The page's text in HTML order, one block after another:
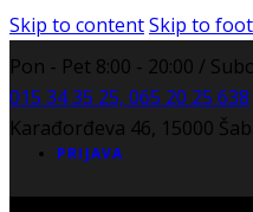
Skip to contentSkip to
Pon - Pet 8:00 - 20:00 /
015 34 35 25, 065 20 25 638
Karađorđeva 46, 15000
PRIJAVA